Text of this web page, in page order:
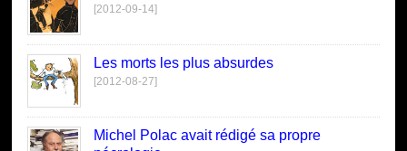
[2012-09-14]
Les morts les plus absurdes
[2012-08-27]
Michel Polac avait rédigé sa propre